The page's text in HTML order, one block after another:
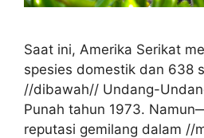
Saat ini, Amerika Serikat
spesies domestik dan 638
//dibawah// Undang-
Punah tahun 1973.
reputasi gemilang dalam //